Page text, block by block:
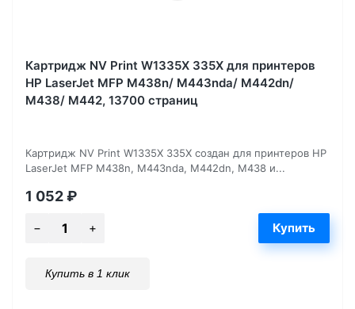
Картридж NV Print W1335X 335X для принтеров
HP LaserJet MFP M438n/ M443nda/ M442dn/
M438/ M442, 13700 страниц
Картридж NV Print W1335X 335X создан для принтеров HP
LaserJet MFP M438n, M443nda, M442dn, M438 и...
1 052₽
Купить в 1 клик